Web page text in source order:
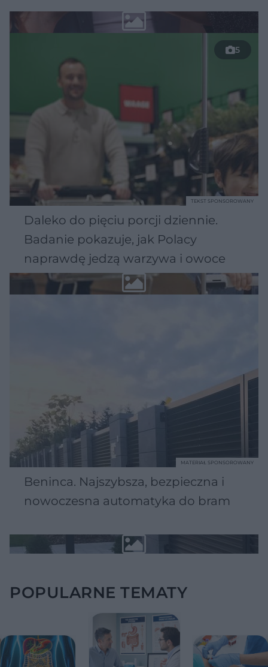
5
Daleko do pięciu porcji dziennie.
Badanie pokazuje, jak Polacy
naprawdę jedzą warzywa i owoce
TEKST SPONSOROWANY
Beninca. Najszybsza, bezpieczna i
nowoczesna automatyka do bram
MATERIAŁ SPONSOROWANY
POPULARNE TEMATY